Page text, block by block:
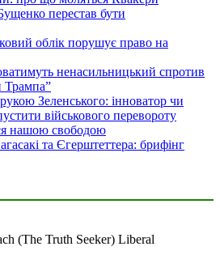
перестав бути
облік порушує право на
ненасильницький спротив
Зеленського: інноватор чи
військового перевороту
нашою свободою
та Єгерштеттера: брифінг
(The Truth Seeker) Liberal